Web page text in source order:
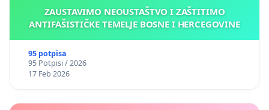
ZAUSTAVIMO NEOUSTAŠTVO I ZAŠTITIMO
ANTIFAŠISTIČKE TEMELJE BOSNE I HERCEGOVINE
95 potpisa
95 Potpisi / 2026
17 Feb 2026